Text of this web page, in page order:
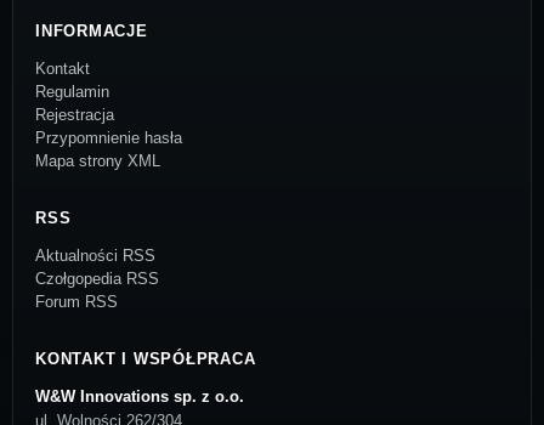
INFORMACJE
Kontakt
Regulamin
Rejestracja
Przypomnienie hasła
Mapa strony XML
RSS
Aktualności RSS
Czołgopedia RSS
Forum RSS
KONTAKT I WSPÓŁPRACA
W&W Innovations sp. z o.o.
ul. Wolności 262/304